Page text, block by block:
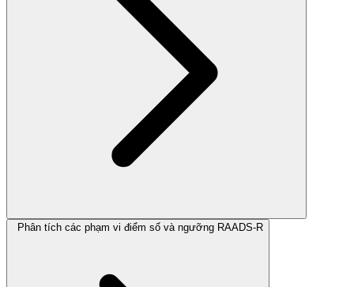
Phân tích các phạm vi điểm số và ngưỡng RAADS-R